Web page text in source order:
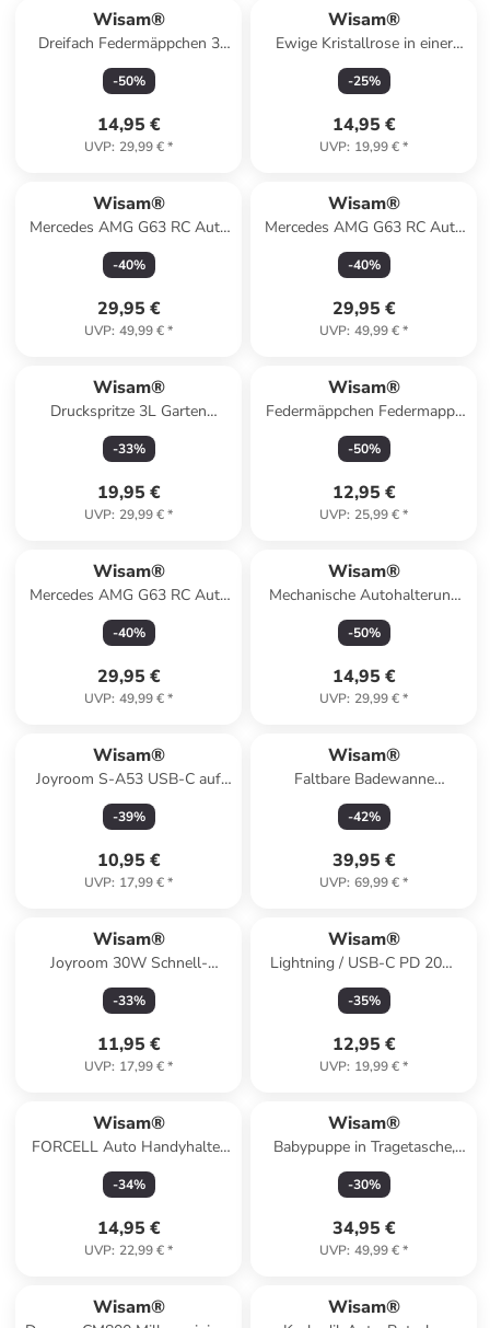
Wisam®
Dreifach Federmäppchen 3
Fächer Federmappe mit
Reißverschluss
-50%
14,95 €
UVP: 29,99 €*
Wisam®
Ewige Kristallrose in einer
Kuppel mit LED-Beleuchtung
-25%
14,95 €
UVP: 19,99 €*
Wisam®
Mercedes AMG G63 RC Auto
1:24 ferngesteuert
-40%
29,95 €
UVP: 49,99 €*
Wisam®
Mercedes AMG G63 RC Auto
1:24 ferngesteuert
-40%
29,95 €
UVP: 49,99 €*
Wisam®
Druckspritze 3L Garten
Sprüher Bewässerung
-33%
19,95 €
UVP: 29,99 €*
Wisam®
Federmäppchen Federmappe
mit Reißverschluss
-50%
12,95 €
UVP: 25,99 €*
Wisam®
Mercedes AMG G63 RC Auto
1:24 ferngesteuert
-40%
29,95 €
UVP: 49,99 €*
Wisam®
Mechanische Autohalterung
universal für Telefon am
Cockpit/Fenster schwarz
-50%
14,95 €
UVP: 29,99 €*
Wisam®
Joyroom S-A53 USB-C auf
USB-C 60W Schnellladekabel
-39%
10,95 €
UVP: 17,99 €*
Wisam®
Faltbare Badewanne
rutschfest klappbar
-42%
39,95 €
UVP: 69,99 €*
Wisam®
Joyroom 30W Schnell-
Ladekabel USB - Lightning ,
1,2m grau
-33%
11,95 €
UVP: 17,99 €*
Wisam®
Lightning / USB-C PD 20W
Schnell-Kabel 1,2m Schwarz
-35%
12,95 €
UVP: 19,99 €*
Wisam®
FORCELL Auto Handyhalter
Guardian Saugnapfhalter
schwarz
-34%
14,95 €
UVP: 22,99 €*
Wisam®
Babypuppe in Tragetasche,
Flasche, Schnuller, spricht
-30%
34,95 €
UVP: 49,99 €*
Wisam® Wisam®